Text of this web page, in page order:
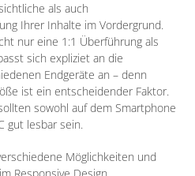
als auch
Ihrer Inhalte im Vordergrund.
nur eine 1:1 Überführung als
sich expliziet an die
Endgeräte an – denn
ist ein entscheidender Faktor.
sowohl auf dem Smartphone
gut lesbar sein.
Möglichkeiten und